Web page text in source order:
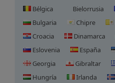
Bélgica
Bielorrusia
Bulgaria
Chipre
Croacia
Dinamarca
Eslovenia
España
Georgia
Gibraltar
Hungría
Irlanda